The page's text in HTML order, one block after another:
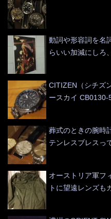
動詞や形容詞を名
らいい加減にしろ
CITIZEN（シチズ
ースカイ CB0130-
葬式のときの腕
テンレスブレスっ
オーストリア軍フ
トに望遠レンズも